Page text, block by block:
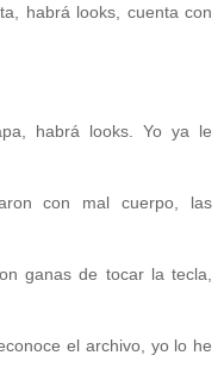
habrá looks, cuenta con
habrá looks. Yo ya le
con mal cuerpo, las
ganas de tocar la tecla,
el archivo, yo lo he